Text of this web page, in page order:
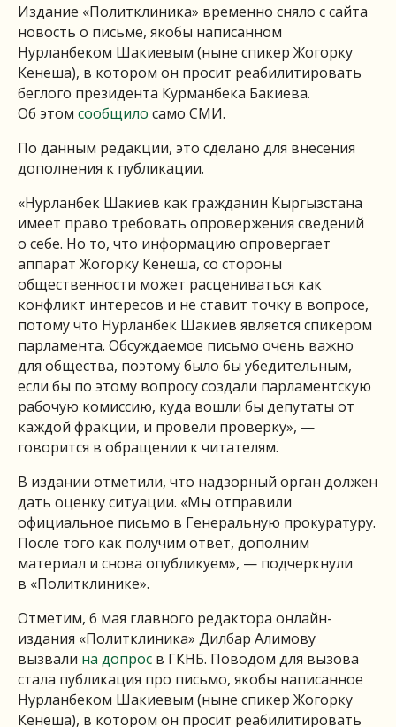
Издание «Политклиника» временно сняло с сайта
новость о письме, якобы написанном
Нурланбеком Шакиевым (ныне спикер Жогорку
Кенеша), в котором он просит реабилитировать
беглого президента Курманбека Бакиева.
Об этом сообщило само СМИ.
По данным редакции, это сделано для внесения
дополнения к публикации.
«Нурланбек Шакиев как гражданин Кыргызстана
имеет право требовать опровержения сведений
о себе. Но то, что информацию опровергает
аппарат Жогорку Кенеша, со стороны
общественности может расцениваться как
конфликт интересов и не ставит точку в вопросе,
потому что Нурланбек Шакиев является спикером
парламента. Обсуждаемое письмо очень важно
для общества, поэтому было бы убедительным,
если бы по этому вопросу создали парламентскую
рабочую комиссию, куда вошли бы депутаты от
каждой фракции, и провели проверку», —
говорится в обращении к читателям.
В издании отметили, что надзорный орган должен
дать оценку ситуации. «Мы отправили
официальное письмо в Генеральную прокуратуру.
После того как получим ответ, дополним
материал и снова опубликуем», — подчеркнули
в «Политклинике».
Отметим, 6 мая главного редактора онлайн-
издания «Политклиника» Дилбар Алимову
вызвали на допрос в ГКНБ. Поводом для вызова
стала публикация про письмо, якобы написанное
Нурланбеком Шакиевым (ныне спикер Жогорку
Кенеша), в котором он просит реабилитировать